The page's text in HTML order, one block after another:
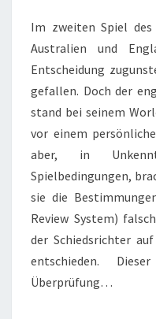
Im zweiten Spiel des
Australien und
Entscheidung
gefallen. Doch der
stand bei seinem
vor einem
aber, in
Spielbedingungen,
sie die
Review System)
der Schiedsrichter
entschieden.
Überprüfung…